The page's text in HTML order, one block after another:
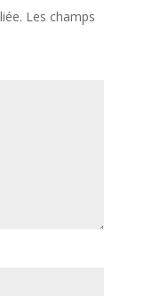
Les champs